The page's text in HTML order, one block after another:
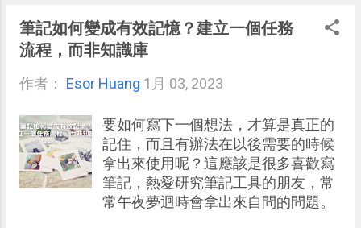
筆記如何變成有效記憶？建立一個任務
流程，而非知識庫
作者： Esor Huang 1月 03, 2023
要如何寫下一個想法，才算是真正的
記住，而且有辦法在以後需要的時候
拿出來使用呢？這應該是很多喜歡寫
筆記，熱愛研究筆記工具的朋友，常
常午夜夢迴時會拿出來自問的問題。